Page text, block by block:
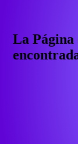
La Página